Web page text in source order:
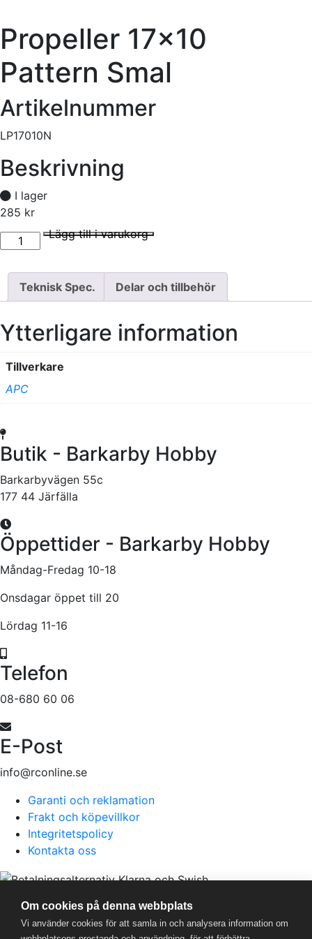
Propeller 17×10
Pattern Smal
Artikelnummer
LP17010N
Beskrivning
I lager
285 kr
I lager
Propeller 17x10 Pattern Smal mängd Lägg till i varukorg
Teknisk Spec. Delar och tillbehör
Ytterligare information
Tillverkare
APC
Butik - Barkarby Hobby
Barkarbyvägen 55c
177 44 Järfälla
Öppettider - Barkarby Hobby
Måndag-Fredag 10-18
Onsdagar öppet till 20
Lördag 11-16
Telefon
08-680 60 06
E-Post
info@rconline.se
Garanti och reklamation
Frakt och köpevillkor
Integritetspolicy
Kontakta oss
559357-5706
Om cookies på denna webbplats
Vi använder cookies för att samla in och analysera information om